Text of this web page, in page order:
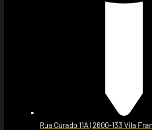
Rua Curado 11A | 2600-133 Vila